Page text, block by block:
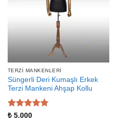
TERZI MANKENLERI
Süngerli Deri Kumaşlı Erkek
Terzi Mankeni Ahşap Kollu
5 üzerinden
₺5.000